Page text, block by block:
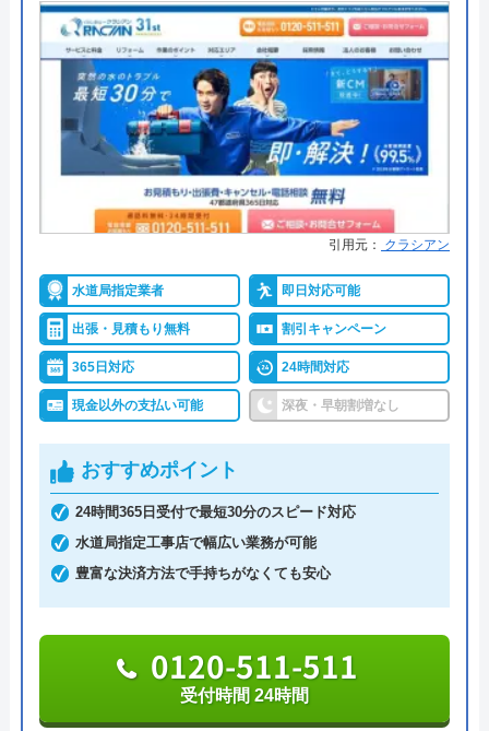
引用元： クラシアン
水道局指定業者 即日対応可能
出張・見積もり無料 割引キャンペーン
365日対応 24時間対応
現金以外の支払い可能 深夜・早朝割増なし
おすすめポイント
24時間365日受付で最短30分のスピード対応
水道局指定工事店で幅広い業務が可能
豊富な決済方法で手持ちがなくても安心
0120-511-511
受付時間 24時間